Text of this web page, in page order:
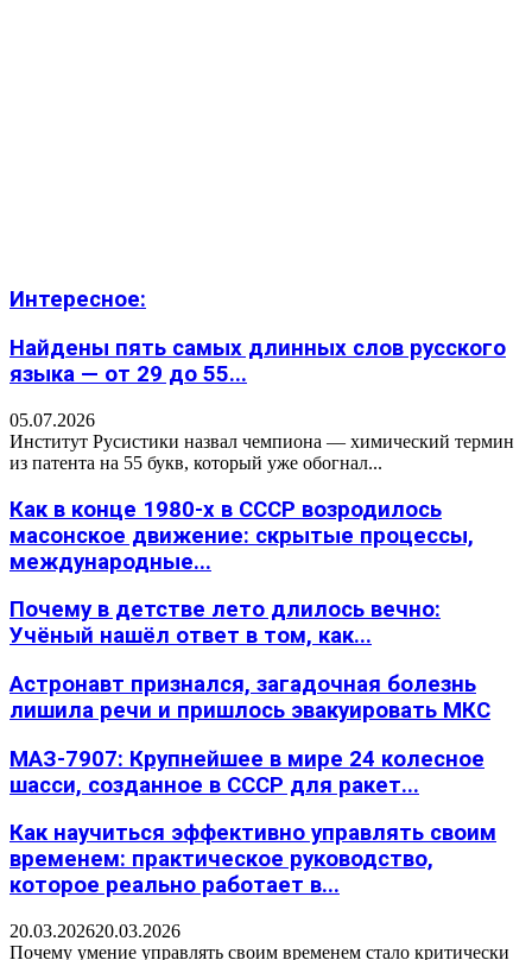
Интересное:
Найдены пять самых длинных слов русского
языка — от 29 до 55...
05.07.2026
Институт Русистики назвал чемпиона — химический термин
из патента на 55 букв, который уже обогнал...
Как в конце 1980-х в СССР возродилось
масонское движение: скрытые процессы,
международные...
Почему в детстве лето длилось вечно:
Учёный нашёл ответ в том, как...
Астронавт признался, загадочная болезнь
лишила речи и пришлось эвакуировать МКС
МАЗ-7907: Крупнейшее в мире 24 колесное
шасси, созданное в СССР для ракет...
Как научиться эффективно управлять своим
временем: практическое руководство,
которое реально работает в...
20.03.202620.03.2026
Почему умение управлять своим временем стало критически